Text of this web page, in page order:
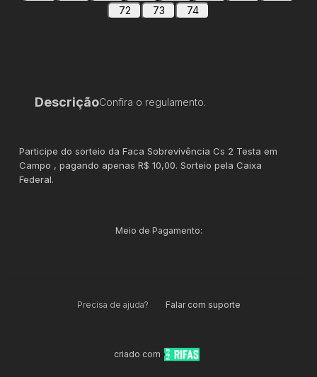
72
73 74
DescriçãoConfira o regulamento.
Participe do sorteio da Faca Sobrevivência Cs 2 Testa em
Campo , pagando apenas R$ 10,00. Sorteio pela Caixa
Federal.
Meio de Pagamento:
Precisa de ajuda? Falar com suporte
criado com